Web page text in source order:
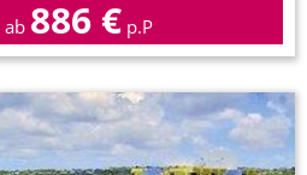
ab 886 € p.P